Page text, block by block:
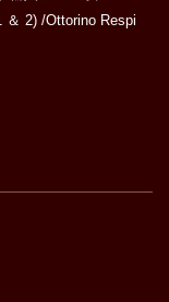
＆ 2) /Ottorino Respi